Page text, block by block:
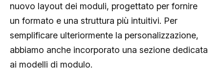
nuovo layout dei moduli, progettato per fornire
un formato e una struttura più intuitivi. Per
semplificare ulteriormente la personalizzazione,
abbiamo anche incorporato una sezione dedicata
ai modelli di modulo.